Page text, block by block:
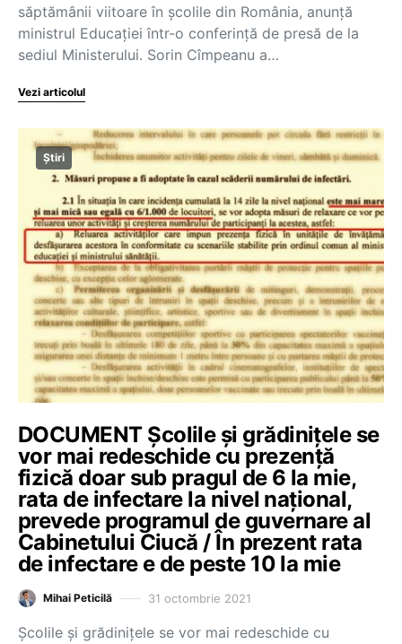
săptămânii viitoare în școlile din România, anunță
ministrul Educației într-o conferință de presă de la
sediul Ministerului. Sorin Cîmpeanu a…
Vezi articolul
Știri
DOCUMENT Școlile și grădinițele se
vor mai redeschide cu prezență
fizică doar sub pragul de 6 la mie,
rata de infectare la nivel național,
prevede programul de guvernare al
Cabinetului Ciucă / În prezent rata
de infectare e de peste 10 la mie
Mihai Peticilă 31 octombrie 2021
Școlile și grădinițele se vor mai redeschide cu